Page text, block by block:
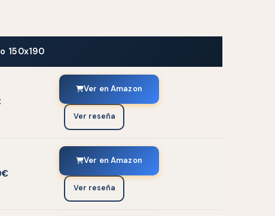
150x190
Ver en Amazon
Ver reseña
Ver en Amazon
Ver reseña